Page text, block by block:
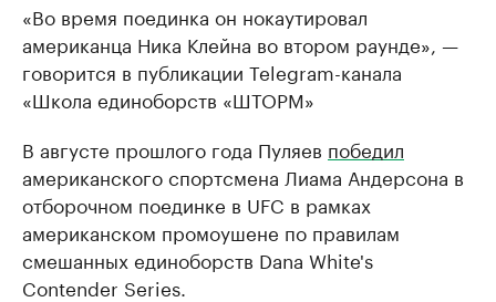
«Во время поединка он нокаутировал
американца Ника Клейна во втором раунде», —
говорится в публикации Telegram-канала
«Школа единоборств «ШТОРМ»
В августе прошлого года Пуляев победил
американского спортсмена Лиама Андерсона в
отборочном поединке в UFC в рамках
американском промоушене по правилам
смешанных единоборств Dana White's
Contender Series.